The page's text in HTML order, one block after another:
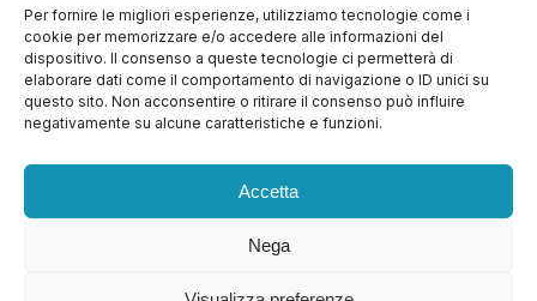
Per fornire le migliori esperienze, utilizziamo tecnologie come i
cookie per memorizzare e/o accedere alle informazioni del
dispositivo. Il consenso a queste tecnologie ci permetterà di
elaborare dati come il comportamento di navigazione o ID unici su
questo sito. Non acconsentire o ritirare il consenso può influire
negativamente su alcune caratteristiche e funzioni.
Accetta
Nega
SUPPORTO
Apri Ticket
Contattaci
Blog